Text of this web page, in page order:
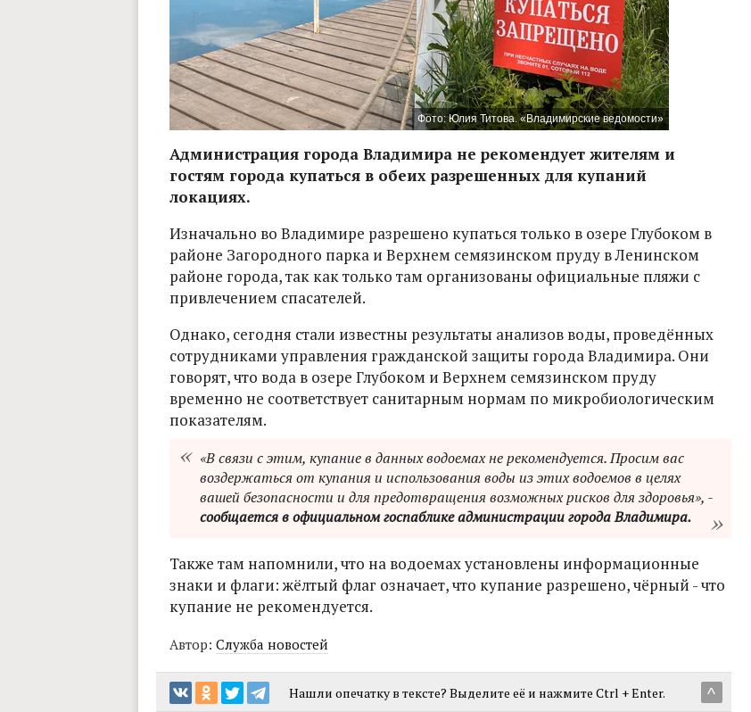
Фото: Юлия Титова. «Владимирские ведомости»
Администрация города Владимира не рекомендует жителям и
гостям города купаться в обеих разрешенных для купаний
локациях.
Изначально во Владимире разрешено купаться только в озере Глубоком в
районе Загородного парка и Верхнем семязинском пруду в Ленинском
районе города, так как только там организованы официальные пляжи с
привлечением спасателей.
Однако, сегодня стали известны результаты анализов воды, проведённых
сотрудниками управления гражданской защиты города Владимира. Они
говорят, что вода в озере Глубоком и Верхнем семязинском пруду
временно не соответствует санитарным нормам по микробиологическим
показателям.
«В связи с этим, купание в данных водоемах не рекомендуется. Просим вас
воздержаться от купания и использования воды из этих водоемов в целях
вашей безопасности и для предотвращения возможных рисков для здоровья», -
сообщается в официальном госпаблике администрации города Владимира.
Также там напомнили, что на водоемах установлены информационные
знаки и флаги: жёлтый флаг означает, что купание разрешено, чёрный - что
купание не рекомендуется.
Автор: Служба новостей
^
Нашли опечатку в тексте? Выделите её и нажмите Ctrl + Enter.